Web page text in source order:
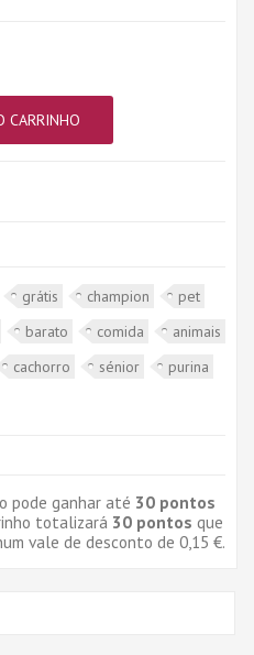
CARRINHO
grátis champion
pet
barato comida
animais
cachorro sénior
purina
pode ganhar até 30 pontos
totalizará 30 pontos que
vale de desconto de 0,15 €.